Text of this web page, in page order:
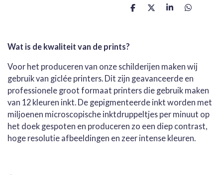
D
D
S
D
Wat is de kwaliteit van de prints?
Voor het produceren van onze schilderijen maken wij
gebruik van giclée printers. Dit zijn geavanceerde en
professionele groot formaat printers die gebruik maken
van 12 kleuren inkt. De gepigmenteerde inkt worden met
miljoenen microscopische inktdruppeltjes per minuut op
het doek gespoten en produceren zo een diep contrast,
hoge resolutie afbeeldingen en zeer intense kleuren.